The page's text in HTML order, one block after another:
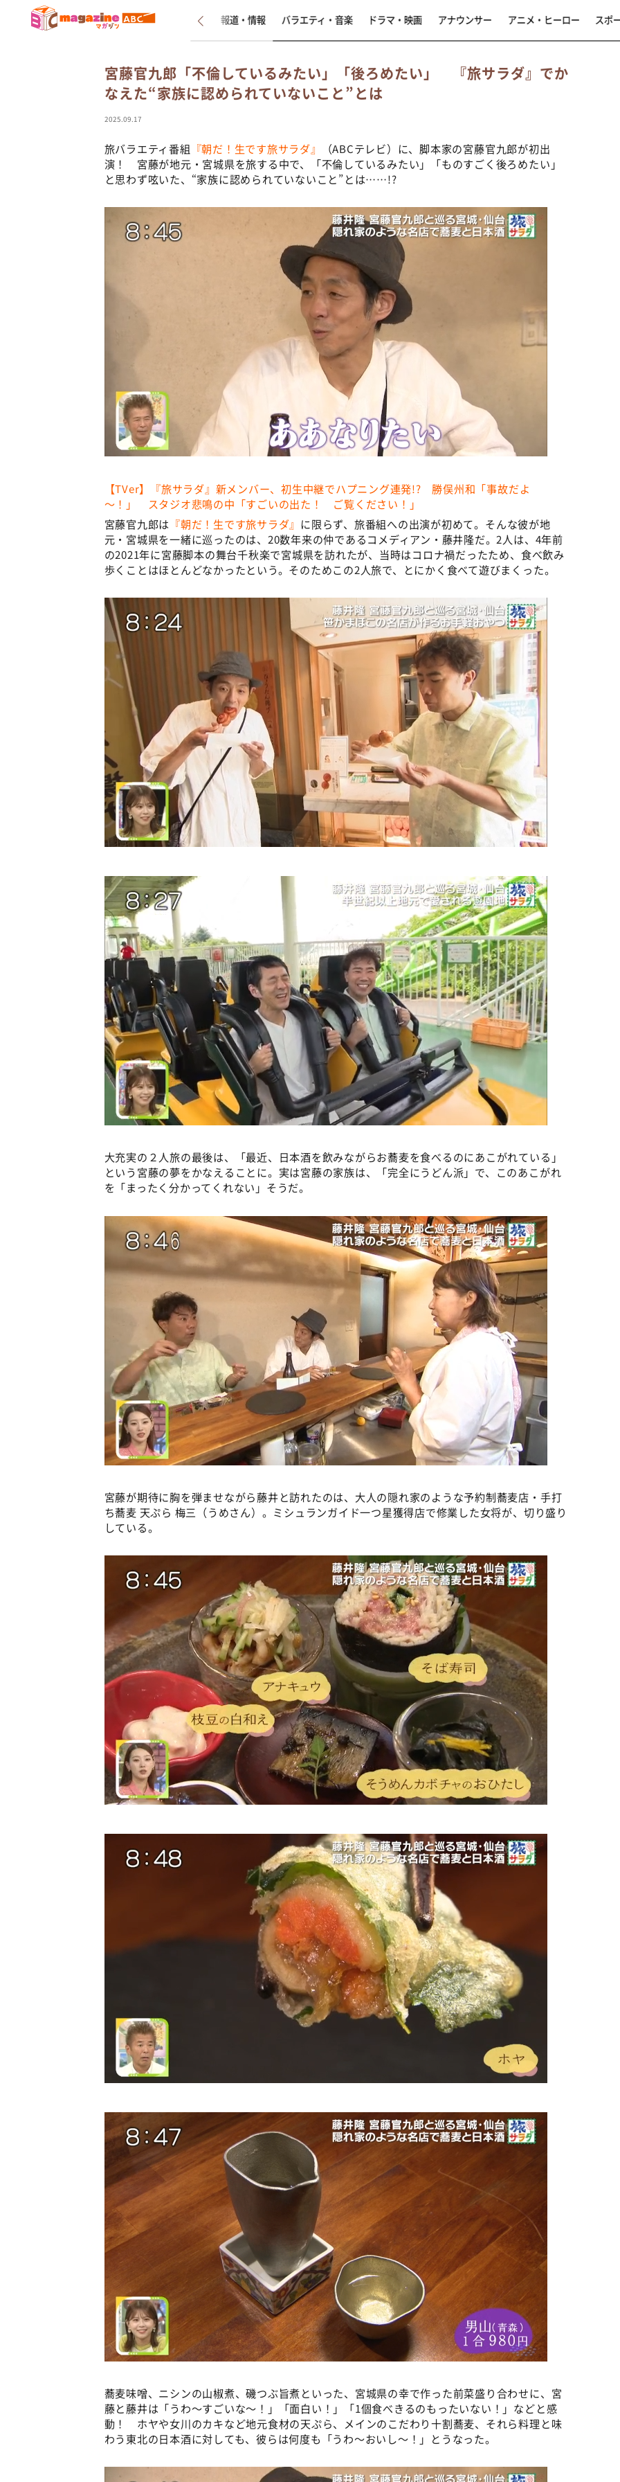
新着 インタビュー 報道・情報 バラエティ・音楽 ドラマ・映画 アナウンサー アニメ・ヒーロー スポ
宮藤官九郎「不倫しているみたい」「後ろめたい」 『旅サラダ』でか
なえた“家族に認められていないこと”とは
2025.09.17
旅バラエティ番組 『朝だ！生です旅サラダ』
（ABCテレビ）に、脚本家の宮藤官九郎が初出
演！ 宮藤が地元・宮城県を旅する中で、「不倫しているみたい」「ものすごく後ろめたい」
と思わず呟いた、“家族に認められていないこと”とは……!?
【TVer】『旅サラダ』新メンバー、初生中継でハプニング連発!? 勝俣州和「事故だよ
～！」 スタジオ悲鳴の中「すごいの出た！ ご覧ください！」
宮藤官九郎は 『朝だ！生です旅サラダ』 に限らず、旅番組への出演が初めて。そんな彼が地
元・宮城県を一緒に巡ったのは、20数年来の仲であるコメディアン・藤井隆だ。2人は、4年前
の2021年に宮藤脚本の舞台千秋楽で宮城県を訪れたが、当時はコロナ禍だったため、食べ飲み
歩くことはほとんどなかったという。そのためこの2人旅で、とにかく食べて遊びまくった。
大充実の２人旅の最後は、「最近、日本酒を飲みながらお蕎麦を食べるのにあこがれている」
という宮藤の夢をかなえることに。実は宮藤の家族は、「完全にうどん派」で、このあこがれ
を「まったく分かってくれない」そうだ。
宮藤が期待に胸を弾ませながら藤井と訪れたのは、大人の隠れ家のような予約制蕎麦店・手打
ち蕎麦 天ぷら 梅三（うめさん）。ミシュランガイド一つ星獲得店で修業した女将が、切り盛り
している。
蕎麦味噌、ニシンの山椒煮、磯つぶ旨煮といった、宮城県の幸で作った前菜盛り合わせに、宮
藤と藤井は「うわ～すごいな～！」「面白い！」「1個食べきるのもったいない！」などと感
動！ ホヤや女川のカキなど地元食材の天ぷら、メインのこだわり十割蕎麦、それら料理と味
わう東北の日本酒に対しても、彼らは何度も「うわ～おいし～！」とうなった。